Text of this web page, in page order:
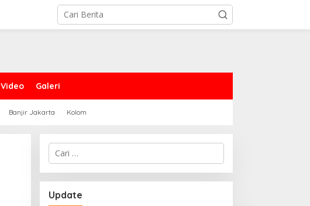
Video Galeri
Banjir Jakarta Kolom
Cari
untuk:
Update